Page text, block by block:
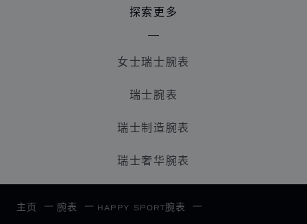
探索更多
女士瑞士腕表
瑞士腕表
瑞士制造腕表
瑞士奢华腕表
主页 腕表 HAPPY SPORT腕表